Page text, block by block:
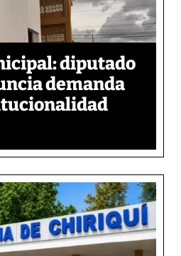
diputado
demanda